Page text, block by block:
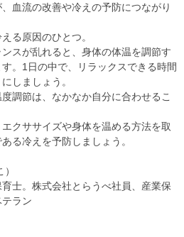
血流の改善や冷えの予防につながり
る原因のひとつ。
スが乱れると、身体の体温を調節す
。1日の中で、リラックスできる時間
しましょう。
調節は、なかなか自分に合わせるこ
クササイズや身体を温める方法を取
る冷えを予防しましょう。
士。株式会社とらうべ社員、産業保
ラン